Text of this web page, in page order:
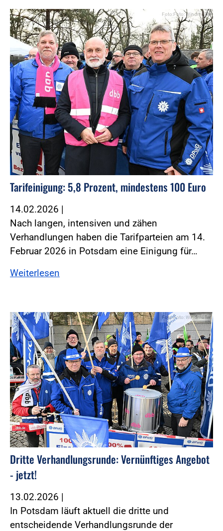
Foto:Foto: Windmüller
Tarifeinigung: 5,8 Prozent, mindestens 100 Euro
14.02.2026 |
Nach langen, intensiven und zähen
Verhandlungen haben die Tarifparteien am 14.
Februar 2026 in Potsdam eine Einigung für…
Weiterlesen
Foto:Foto: Windmüller
Dritte Verhandlungsrunde: Vernünftiges Angebot
- jetzt!
13.02.2026 |
In Potsdam läuft aktuell die dritte und
entscheidende Verhandlungsrunde der